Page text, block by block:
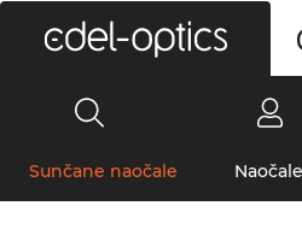
Sunčane naočale Naočale